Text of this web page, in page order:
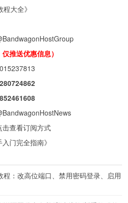
程大全》
推送优惠信息）
280724862
852461608
击查看订阅方式
入门完全指南》
：改高位端口、禁用密码登录、启用